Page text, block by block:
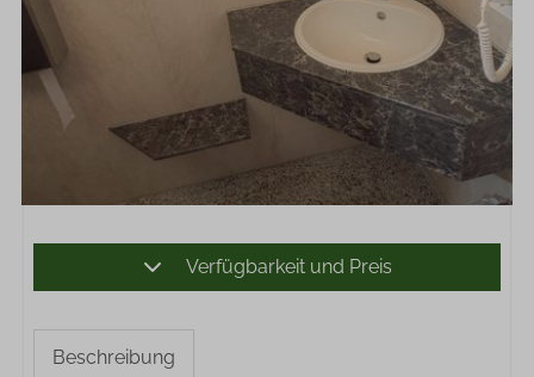
Verfügbarkeit und Preis
Beschreibung